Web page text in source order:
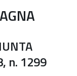
n. 1299